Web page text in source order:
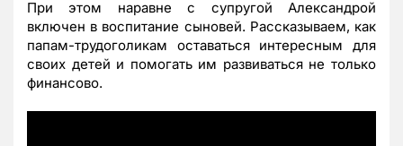
При этом наравне с супругой Александрой
включен в воспитание сыновей. Рассказываем, как
папам-трудоголикам оставаться интересным для
своих детей и помогать им развиваться не только
финансово.